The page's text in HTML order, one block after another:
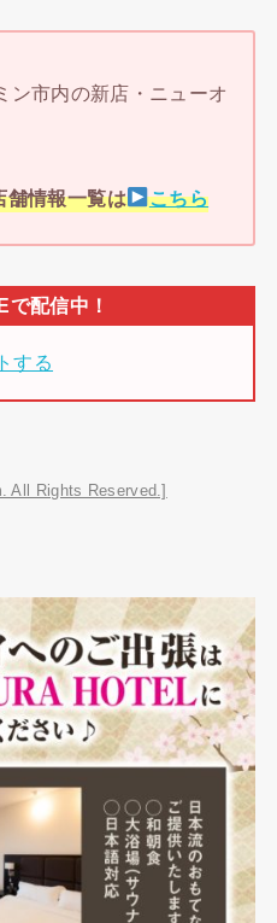
ン市内の新店・ニューオ
舗情報一覧は こちら
する
All Rights Reserved.]